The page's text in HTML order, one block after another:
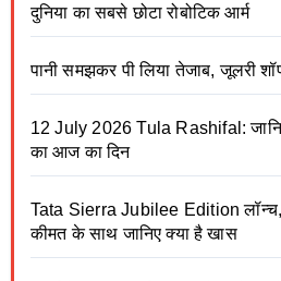
दुनिया का सबसे छोटा रोबोटिक आर्म
पानी समझकर पी लिया तेजाब, जूलरी
12 July 2026 Tula Rashifal: जानिए
का आज का दिन
Tata Sierra Jubilee Edition
कीमत के साथ जानिए क्या है खास